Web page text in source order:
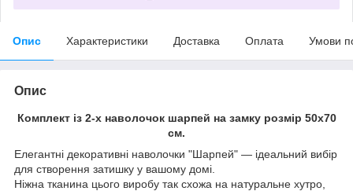
Опис Характеристики Доставка Оплата Умови
Опис
Комплект із 2-х наволочок шарпей на замку розмір 50х70
см.
Елегантні декоративні наволочки "Шарпей" — ідеальний вибір
для створення затишку у вашому домі.
Ніжна тканина цього виробу так схожа на натуральне хутро,